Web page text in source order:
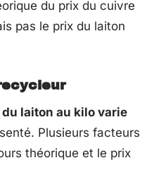
du prix du cuivre
pas le prix du laiton
laiton au kilo varie
Plusieurs facteurs
théorique et le prix